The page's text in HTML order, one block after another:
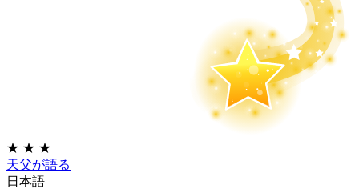
★ ★ ★
天父が語る
日本語